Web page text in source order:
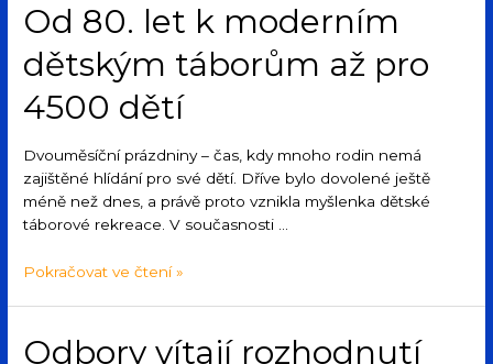
Od 80. let k moderním
dětským táborům až pro
4500 dětí
Dvouměsíční prázdniny – čas, kdy mnoho rodin nemá
zajištěné hlídání pro své dětí. Dříve bylo dovolené ještě
méně než dnes, a právě proto vznikla myšlenka dětské
táborové rekreace. V současnosti …
Pokračovat ve čtení »
Odbory vítají rozhodnutí